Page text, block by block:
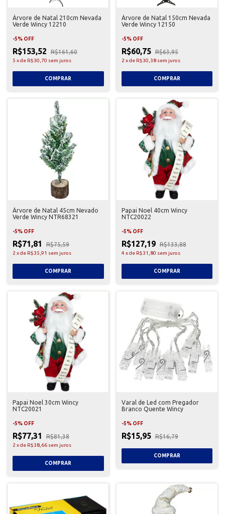
Árvore de Natal 210cm Nevada
Verde Wincy 12210
-5% OFF
R$153,52 R$161,60
5 xde R$30,70 sem juros
Árvore de Natal 150cm Nevada
Verde Wincy 12150
-5% OFF
R$60,75 R$63,95
2 xde R$30,38 sem juros
Árvore de Natal 45cm Nevado
Verde Wincy NTR68321
-5% OFF
R$71,81 R$75,59
2 xde R$35,91 sem juros
Papai Noel 40cm Wincy
NTC20022
-5% OFF
R$127,19 R$133,88
4 xde R$31,80 sem juros
Papai Noel 30cm Wincy
NTC20021
-5% OFF
R$77,31 R$81,38
2 xde R$38,66 sem juros
Varal de Led com Pregador
Branco Quente Wincy
-5% OFF
R$15,95 R$16,79